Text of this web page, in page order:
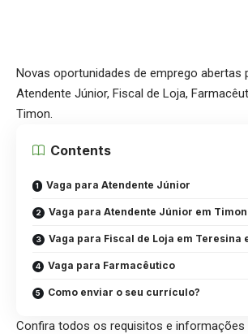
Novas oportunidades de emprego abertas
Atendente Júnior, Fiscal de Loja,
Timon.
Contents
Vaga para Atendente Júnior
Vaga para Atendente Júnior em Timon
Vaga para Fiscal de Loja em Teresina
Vaga para Farmacêutico
Como enviar o seu currículo?
Confira todos os requisitos e informações